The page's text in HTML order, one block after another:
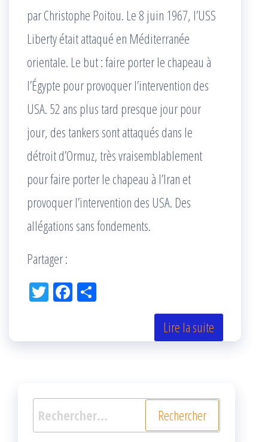
par Christophe Poitou. Le 8 juin 1967, l’USS
Liberty était attaqué en Méditerranée
orientale. Le but : faire porter le chapeau à
l’Égypte pour provoquer l’intervention des
USA. 52 ans plus tard presque jour pour
jour, des tankers sont attaqués dans le
détroit d’Ormuz, très vraisemblablement
pour faire porter le chapeau à l’Iran et
provoquer l’intervention des USA. Des
allégations sans fondements.
Partager :
Tw Fac
k r
Lire la suite
Rechercher :